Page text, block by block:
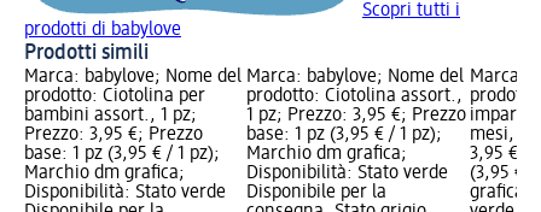
Scopri tutti i
prodotti di babylove
Prodotti simili
Marca: babylove; Nome del
prodotto: Ciotolina per
bambini assort., 1 pz;
Prezzo: 3,95 €; Prezzo
base: 1 pz (3,95 € / 1 pz);
Marchio dm grafica;
Disponibilità: Stato verde
Marca: babylove; Nome del
prodotto: Ciotolina assort.,
1 pz; Prezzo: 3,95 €; Prezzo
base: 1 pz (3,95 € / 1 pz);
Marchio dm grafica;
Disponibilità: Stato verde
Disponibile per la
Marca:
mesi,
3,95 €;
(3,95 € /
grafica;